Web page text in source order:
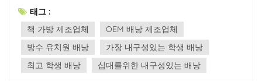
때문에이 질문에 대한 한 가지 크기의 대답은 없습니다. 그
러나 내구성, 기능, 편안함 및 외관과 같은 여러 주요 측면
의 어린이를위한 배낭의 적합성을 평가할 수 있습니다. 수
백 가지 옵션에서 완벽한 배낭을 선택하는 것은 불가능할
수 있지만, 이러한 주요 측면이 기대를 충족 시키거나 초과
하면 배낭은 완벽하지는 않더라도 만족 스럽습니다. 내구
태그 :
책 가방 제조업체
OEM 배낭 제조업체
방수 유치원 배낭
가장 내구성있는 학생 배낭
최고 학생 배낭
십대를위한 내구성있는 배낭